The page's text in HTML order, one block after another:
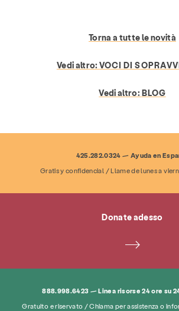
Torna a tutte le novità
Vedi altro:VOCI DI
Vedi altro: BLOG
425.282.0324 — Ayuda en
Gratis y confidencial / Llame de lunes a
Donate adesso
888.998.6423 — Linea risorse 24 ore su
Gratuito e riservato / Chiama per assistenza o